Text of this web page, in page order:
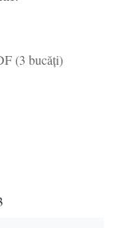
(3 bucăți)